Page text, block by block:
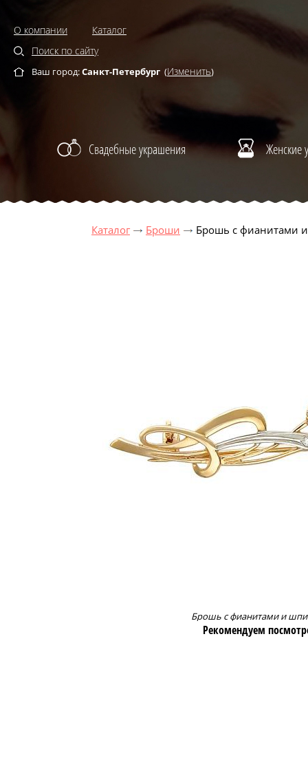
О компании
Каталог
Поиск по сайту
Ваш город:Санкт-Петербург (Изменить)
Свадебные украшения Женские
Каталог Броши Брошь с фианитами
Брошь с фианитами и
Рекомендуем